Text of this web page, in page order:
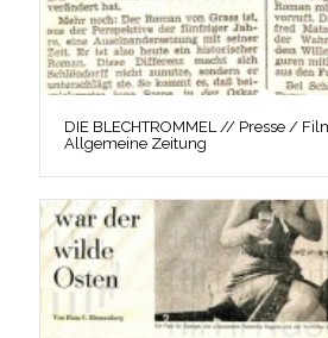
DIE BLECHTROMMEL // Presse /
Allgemeine Zeitung